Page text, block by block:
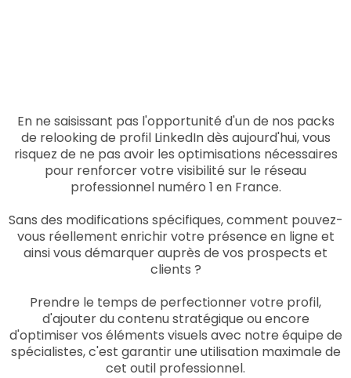
En ne saisissant pas l'opportunité d'un de nos packs
de relooking de profil LinkedIn dès aujourd'hui, vous
risquez de ne pas avoir les optimisations nécessaires
pour renforcer votre visibilité sur le réseau
professionnel numéro 1 en France.
Sans des modifications spécifiques, comment pouvez-
vous réellement enrichir votre présence en ligne et
ainsi vous démarquer auprès de vos prospects et
clients ?
Prendre le temps de perfectionner votre profil,
d'ajouter du contenu stratégique ou encore
d'optimiser vos éléments visuels avec notre équipe de
spécialistes, c'est garantir une utilisation maximale de
cet outil professionnel.